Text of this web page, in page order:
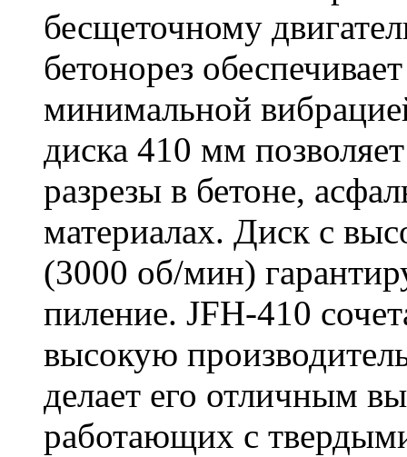
бесщеточному
бетонорез
минимальной
диска 410 мм
разрезы в бетоне,
материалах. Диск с
(3000 об/мин)
пиление. JFH-410
высокую
делает его отличным
работающих с